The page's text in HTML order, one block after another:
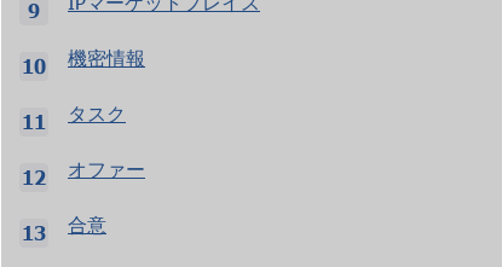
機密情報
タスク
オファー
合意